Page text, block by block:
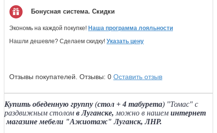
Бонусная система. Скидки
Экономь на каждой покупке! Наша программа лояльности
Нашли дешевле? Сделаем скидку! Указать цену
Отзывы покупателей. Отзывы: 0 Оставить отзыв
Купить обеденную группу (стол + 4 табурета) "Томас" с
раздвижным столом в Луганске, можно в нашем интернет
магазине мебели "Ажиотаж" Луганск, ЛНР.